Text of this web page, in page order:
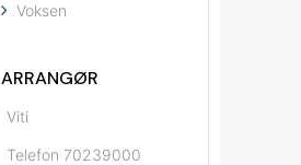
Voksen
ARRANGØR
Viti
Telefon 70239000